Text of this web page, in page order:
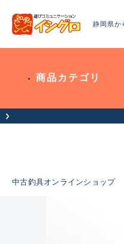
静岡県か
商品カテゴリ
中古釣具オンラインショップ